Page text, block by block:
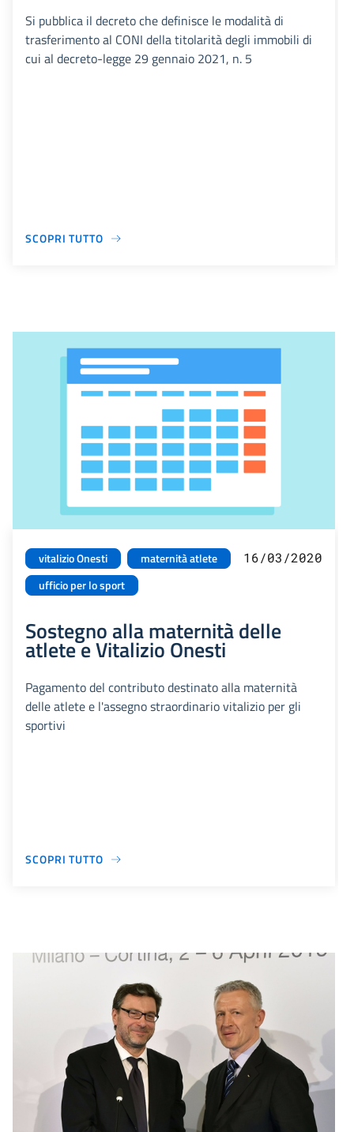
Si pubblica il decreto che definisce le modalità di
trasferimento al CONI della titolarità degli immobili di
cui al decreto-legge 29 gennaio 2021, n. 5
SCOPRI TUTTO
vitalizio Onesti
maternità atlete
ufficio per lo sport
16/03/2020
Sostegno alla maternità delle
atlete e Vitalizio Onesti
Pagamento del contributo destinato alla maternità
delle atlete e l'assegno straordinario vitalizio per gli
sportivi
SCOPRI TUTTO